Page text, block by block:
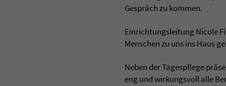
Gespräch zu kommen.
Einrichtungsleitung Nicole
Menschen zu uns ins Haus
Neben der Tagespflege
eng und wirkungsvoll alle